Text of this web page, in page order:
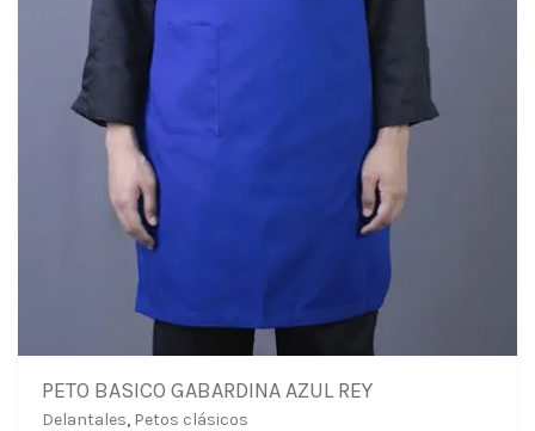
PETO BASICO GABARDINA AZUL REY
Delantales, Petos clásicos